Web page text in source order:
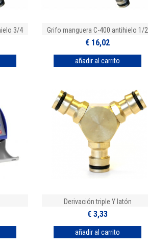
3/4 Grifo manguera C-400 antihielo 1/2
€ 16,02
Derivación triple Y latón
€ 3,33